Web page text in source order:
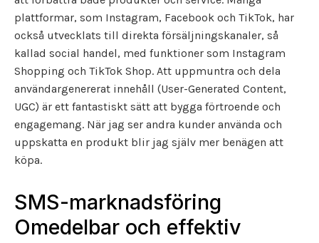
plattformar, som Instagram, Facebook och TikTok, har
också utvecklats till direkta försäljningskanaler, så
kallad social handel, med funktioner som Instagram
Shopping och TikTok Shop. Att uppmuntra och dela
användargenererat innehåll (User-Generated Content,
UGC) är ett fantastiskt sätt att bygga förtroende och
engagemang. När jag ser andra kunder använda och
uppskatta en produkt blir jag själv mer benägen att
köpa.
SMS-marknadsföring
Omedelbar och effektiv